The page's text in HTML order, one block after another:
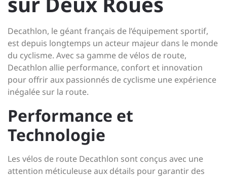
Decathlon, le géant français de l’équipement sportif,
est depuis longtemps un acteur majeur dans le monde
du cyclisme. Avec sa gamme de vélos de route,
Decathlon allie performance, confort et innovation
pour offrir aux passionnés de cyclisme une expérience
inégalée sur la route.
Performance et
Technologie
Les vélos de route Decathlon sont conçus avec une
attention méticuleuse aux détails pour garantir des